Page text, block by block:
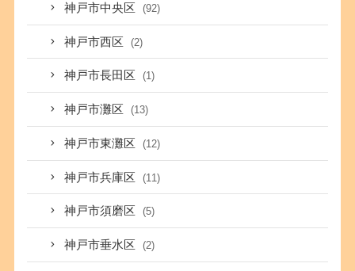
神戸市中央区 (92)
神戸市西区 (2)
神戸市長田区 (1)
神戸市灘区 (13)
神戸市東灘区 (12)
神戸市兵庫区 (11)
神戸市須磨区 (5)
神戸市垂水区 (2)